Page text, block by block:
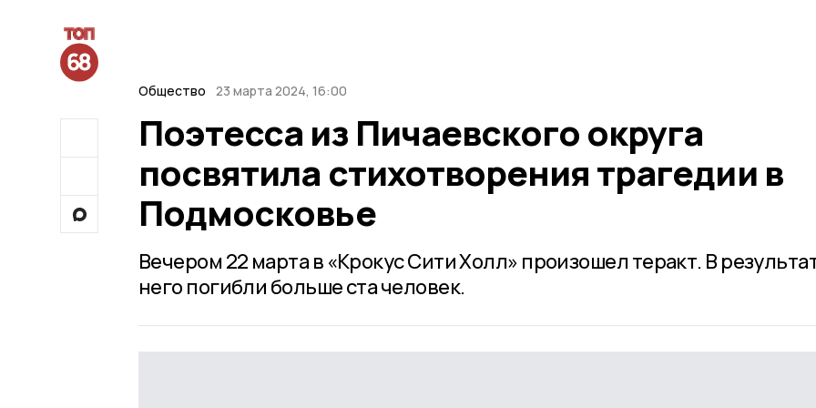
Общество 23 марта 2024, 16:00
Поэтесса из Пичаевского округа
посвятила стихотворения трагедии в
Подмосковье
Вечером 22 марта в «Крокус Сити Холл» произошел теракт. В
него погибли больше ста человек.